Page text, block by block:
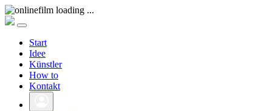
Start
Idee
Künstler
How to
Kontakt